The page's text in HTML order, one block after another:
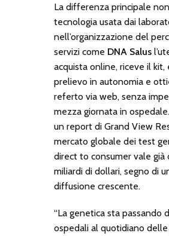
La differenza principale
tecnologia usata dai
nell’organizzazione del
servizi come DNA Salus
acquista online, riceve il
prelievo in autonomia e
referto via web, senza
mezza giornata in
un report di Grand View
mercato globale dei test
direct to consumer vale già
miliardi di dollari, segno di
diffusione crescente.
“La genetica sta passando
ospedali al quotidiano